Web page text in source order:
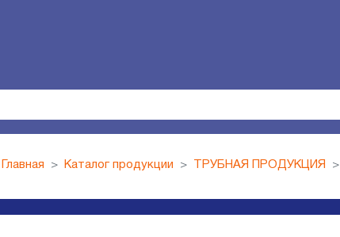
Главная Каталог продукции ТРУБНАЯ ПРОДУКЦИЯ